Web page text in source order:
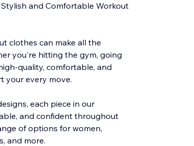
and Comfortable Workout
clothes can make all the
you're hitting the gym, going
quality, comfortable, and
your every move.
each piece in our
and confident throughout
of options for women,
and more.